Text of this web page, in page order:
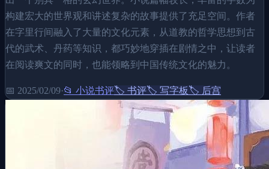
构建宏大的世界观和讲述复杂的故事提供了充足空间。作者
在字里行间融入了大量的文化元素，从道教的哲学思想到古
代的武术、丹药等知识，都巧妙地穿插在剧情之中，让读者
在阅读爽文的同时，也能领略到中国传统文化的魅力。
📅 2025/02/09·📂 小说书评🏷️ 书评🏷️ 写字板🏷️ 后宫